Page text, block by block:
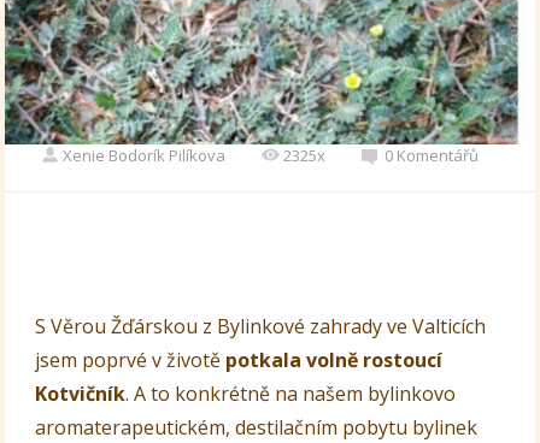
Xenie Bodorík Pilíkova 2325x 0 Komentářů
S Věrou Žďárskou z Bylinkové zahrady ve Valticích
jsem poprvé v životě potkala volně rostoucí
Kotvičník. A to konkrétně na našem bylinkovo
aromaterapeutickém, destilačním pobytu bylinek